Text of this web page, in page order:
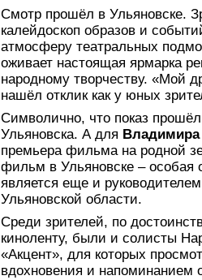
Смотр прошёл в Ульяновске.
калейдоскоп образов и
атмосферу театральных
оживает настоящая ярмарка
народному творчеству. «Мой
нашёл отклик как у юных
Символично, что показ
Ульяновска. А для Владимира
премьера фильма на родной
фильм в Ульяновске – особая
является еще и
Ульяновской области.
Среди зрителей, по
киноленту, были и солисты
«Акцент», для которых
вдохновения и напоминанием